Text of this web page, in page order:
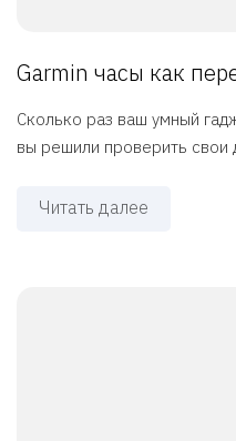
Garmin часы как
Сколько раз ваш умный
вы решили проверить свои
Читать далее